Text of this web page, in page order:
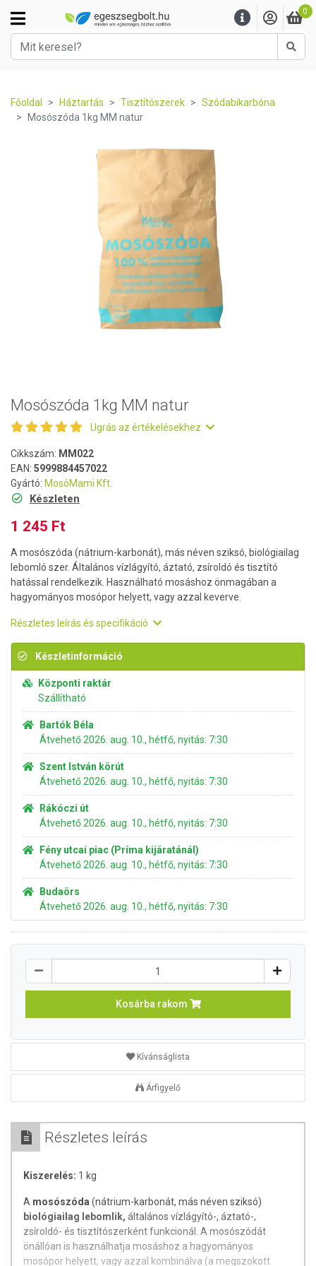
0
Főoldal Háztartás Tisztítószerek
Szódabikarbóna
Mosószóda 1kg MM natur
Mosószóda 1kg MM natur
Ugrás az értékelésekhez
Cikkszám: MM022
EAN: 5999884457022
Gyártó: MosóMami Kft.
Készleten
1 245 Ft
A mosószóda (nátrium-karbonát), más néven sziksó, biológiailag
lebomló szer. Általános vízlágyító, áztató, zsíroldó és tisztító
hatással rendelkezik. Használható mosáshoz önmagában a
hagyományos mosópor helyett, vagy azzal keverve.
Részletes leírás és specifikáció
Készletinformáció
Központi raktár
Szállítható
Bartók Béla
Átvehető 2026. aug. 10., hétfő, nyitás: 7:30
Szent István körút
Átvehető 2026. aug. 10., hétfő, nyitás: 7:30
Rákóczi út
Átvehető 2026. aug. 10., hétfő, nyitás: 7:30
Fény utcai piac (Príma kijáratánál)
Átvehető 2026. aug. 10., hétfő, nyitás: 7:30
Budaörs
Átvehető 2026. aug. 10., hétfő, nyitás: 7:30
Kosárba rakom
Kívánságlista
Árfigyelő
Részletes leírás
Kiszerelés: 1 kg
A mosószóda (nátrium-karbonát, más néven sziksó)
biológiailag lebomlik, általános vízlágyító-, áztató-,
zsíroldó- és tisztítószerként funkcionál. A mosószódát
önállóan is használhatja mosáshoz a hagyományos
mosópor helyett, vagy azzal kombinálva (a megszokott